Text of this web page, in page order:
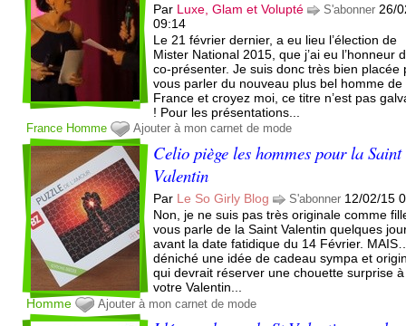
Par Luxe, Glam et Volupté S'abonner 26/
09:14
Le 21 février dernier, a eu lieu l’élection de
Mister National 2015, que j’ai eu l’honneur
co-présenter. Je suis donc très bien placée
vous parler du nouveau plus bel homme de
France et croyez moi, ce titre n’est pas
! Pour les présentations...
France Homme Ajouter à mon carnet de mode
Celio piège les hommes pour la Saint
Valentin
Par Le So Girly Blog S'abonner 12/02/15
Non, je ne suis pas très originale comme
vous parle de la Saint Valentin quelques
avant la date fatidique du 14 Février.
déniché une idée de cadeau sympa et
qui devrait réserver une chouette surprise à
votre Valentin...
Homme
Ajouter à mon carnet de mode